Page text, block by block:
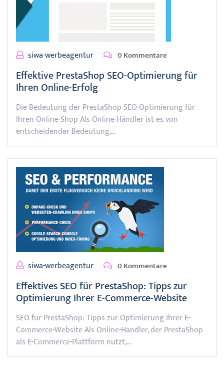
siwa-werbeagentur 0 Kommentare
Effektive PrestaShop SEO-Optimierung für
Ihren Online-Erfolg
Die Bedeutung der PrestaShop SEO-Optimierung für
Ihren Online-Shop Als Online-Händler ist es von
entscheidender Bedeutung,…
siwa-werbeagentur 0 Kommentare
Effektives SEO für PrestaShop: Tipps zur
Optimierung Ihrer E-Commerce-Website
SEO für PrestaShop: Tipps zur Optimierung Ihrer E-
Commerce-Website Als Online-Händler, der PrestaShop
als E-Commerce-Plattform nutzt,…